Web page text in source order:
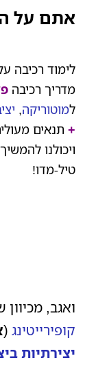
אתם על
לימוד רכיבה
מדריך רכיבה
למוטוריקה,
+ תנאים
ויכולנו
טיל-מדו!
ואגב,
קופירייטינג (
יצירתיות